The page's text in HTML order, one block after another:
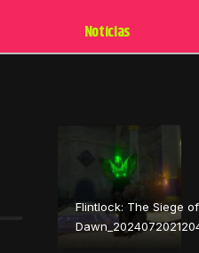
Notícias
Flintlock: The Siege of